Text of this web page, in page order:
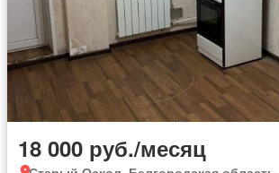
18 000 руб./месяц